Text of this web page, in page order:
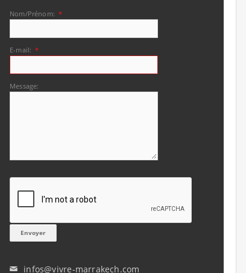
Nom/Prénom: *
E-mail: *
Message:
✉ infos@vivre-marrakech.com